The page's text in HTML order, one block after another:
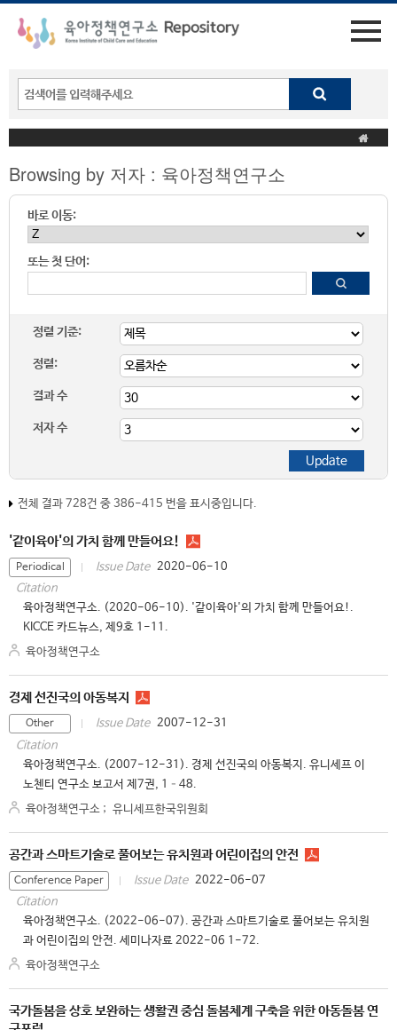
Browsing by 저자 : 육아정책연구소
바로 이동:
또는 첫 단어:
정렬 기준:
정렬:
결과 수
저자 수
전체 결과 728건 중 386-415 번을 표시중입니다.
'같이육아'의 가치 함께 만들어요!
Periodical Issue Date 2020-06-10
Citation
육아정책연구소. (2020-06-10). '같이육아'의 가치 함께 만들어요!.
KICCE 카드뉴스, 제9호 1-11.
육아정책연구소
경제 선진국의 아동복지
Other Issue Date 2007-12-31
Citation
육아정책연구소. (2007-12-31). 경제 선진국의 아동복지. 유니세프 이
노첸티 연구소 보고서 제7권, 1–48.
육아정책연구소 ; 유니세프한국위원회
공간과 스마트기술로 풀어보는 유치원과 어린이집의 안전
Conference Paper Issue Date 2022-06-07
Citation
육아정책연구소. (2022-06-07). 공간과 스마트기술로 풀어보는 유치원
과 어린이집의 안전. 세미나자료 2022-06 1-72.
육아정책연구소
국가돌봄을 상호 보완하는 생활권 중심 돌봄체계 구축을 위한 아동돌봄 연